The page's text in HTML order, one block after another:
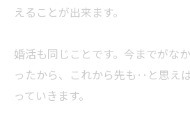
えることが出来ます。
婚活も同じことです。今までがな
ったから、これから先も‥と思え
っていきます。